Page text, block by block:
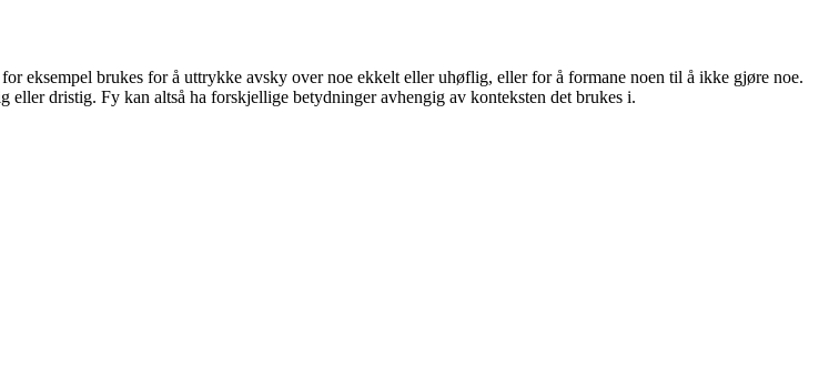
eksempel brukes for å uttrykke avsky over noe ekkelt eller uhøflig, eller for å formane noen til å ikke gjøre noe.
dristig. Fy kan altså ha forskjellige betydninger avhengig av konteksten det brukes i.